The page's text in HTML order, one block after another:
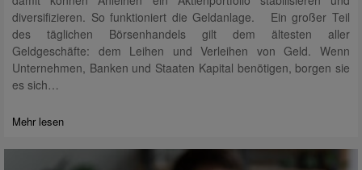
diversifizieren. So funktioniert die Geldanlage. Ein großer Teil
des täglichen Börsenhandels gilt dem ältesten aller
Geldgeschäfte: dem Leihen und Verleihen von Geld. Wenn
Unternehmen, Banken und Staaten Kapital benötigen, borgen sie
es sich…
Mehr lesen